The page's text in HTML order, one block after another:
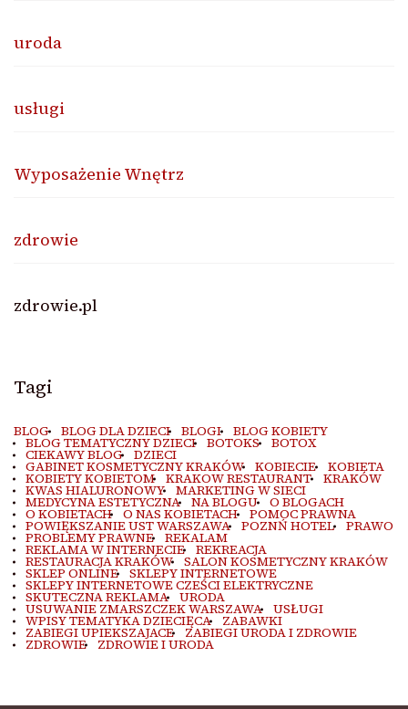
uroda
usługi
Wyposażenie Wnętrz
zdrowie
zdrowie.pl
Tagi
BLOG BLOG DLA DZIECI BLOGI BLOG KOBIETY
BLOG TEMATYCZNY DZIECI BOTOKS BOTOX
CIEKAWY BLOG DZIECI
GABINET KOSMETYCZNY KRAKÓW KOBIECIE KOBIETA
KOBIETY KOBIETOM KRAKOW RESTAURANT KRAKÓW
KWAS HIALURONOWY MARKETING W SIECI
MEDYCYNA ESTETYCZNA NA BLOGU O BLOGACH
O KOBIETACH O NAS KOBIETACH POMOC PRAWNA
POWIĘKSZANIE UST WARSZAWA POZNŃ HOTEL PRAWO
PROBLEMY PRAWNE REKALAM
REKLAMA W INTERNECIE REKREACJA
RESTAURACJA KRAKÓW SALON KOSMETYCZNY KRAKÓW
SKLEP ONLINE SKLEPY INTERNETOWE
SKLEPY INTERNETOWE CZEŚCI ELEKTRYCZNE
SKUTECZNA REKLAMA URODA
USUWANIE ZMARSZCZEK WARSZAWA USŁUGI
WPISY TEMATYKA DZIECIĘCA ZABAWKI
ZABIEGI UPIEKSZAJACE ZABIEGI URODA I ZDROWIE
ZDROWIE ZDROWIE I URODA